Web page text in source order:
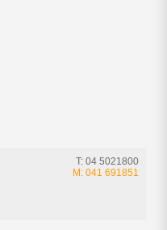
T: 04 5021800
M: 041 691851